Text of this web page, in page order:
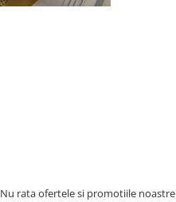
Nu rata ofertele si promotiile noastre